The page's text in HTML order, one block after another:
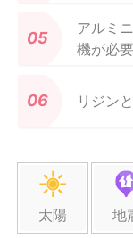
アルミ
機が必
リジン
太陽 地